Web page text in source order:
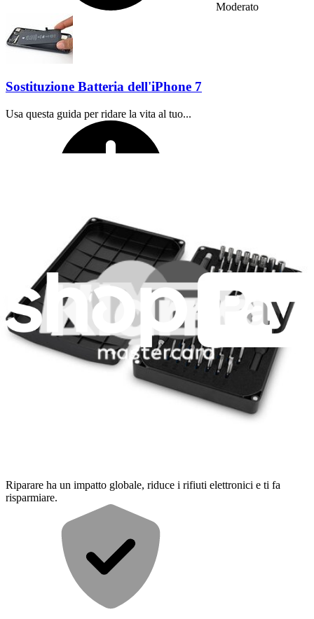
Moderato
Sostituzione Batteria dell'iPhone 7
Usa questa guida per ridare la vita al tuo...
Cosa offriamo con il nostro servizio
Riparare ha un impatto globale, riduce i rifiuti elettronici e ti fa
risparmiare.